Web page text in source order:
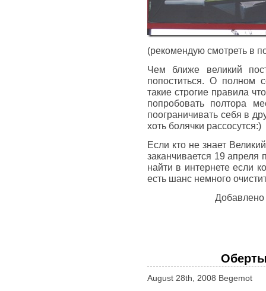
(рекомендую смотреть в
Чем ближе великий
попоститься. О полном
такие строгие правила
попробовать полтора
поограничивать себя в
хоть болячки рассосутся:)
Если кто не знает
заканчивается 19
найти в интернете если
есть шанс немного
August 28th, 2008 Begemot